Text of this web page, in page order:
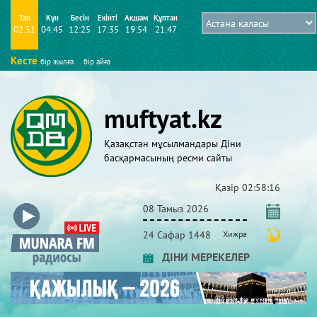
Таң
02:51
Күн
04:45
Бесін
12:25
Екінті
17:35
Ақшам
19:54
Құптан
21:47
Кесте бір жылға бір айға
muftyat.kz
Қазақстан мұсылмандары Діни
басқармасының ресми сайты
Қазір 02:58:16
08 Тамыз 2026
24 Сафар 1448 Хижра
ДІНИ МЕРЕКЕЛЕР